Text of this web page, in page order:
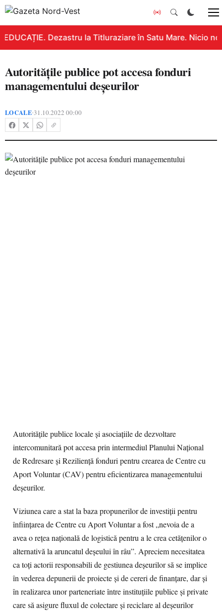
EDUCAȚIE. Dezastru la Titluraziare în Satu Mare. Nicio
Autoritățile publice pot accesa fonduri
managementului deșeurilor
LOCALE•31.10.2022 00:00
Autoritățile publice locale și asociațiile de dezvoltare
intercomunitară pot accesa prin intermediul Planului Naţional
de Redresare și Rezilienţă fonduri pentru crearea de Centre cu
Aport Voluntar (CAV) pentru eficientizarea managementului
deșeurilor.
Viziunea care a stat la baza propunerilor de investiții pentru
înființarea de Centre cu Aport Voluntar a fost „nevoia de a
avea o rețea națională de logistică pentru a le crea cetățenilor o
alternativă la aruncatul deșeului în râu”. Apreciem necesitatea
ca toți actorii responsabili de gestiunea deșeurilor să se implice
în vederea depunerii de proiecte și de cereri de finanțare, dar și
în realizarea unor parteneriate între instituțiile publice și private
care să asigure fluxul de colectare și reciclare al deșeurilor